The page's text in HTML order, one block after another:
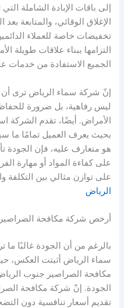
إلى باقات الإبادة الشاملة
الإغلاق الوقائي، والمتابعة
تخفيضات خاصة للعملاء
التزامها ببناء علاقات طويلة
الجميع الاستفادة من خدمات
إنّ شركة سماء الرياض ترى أن
ليس رفاهية، بل ضرورة
الأمراض. أيضًا، تقدم الشركة
بحيث يعرف العميل تمامًا ما
هو متعارف عليه، فإن الجودة
على كفاءة المواد أو مهارة
على توازن مثالي بين التكلفة
الرياض
أرخص شركة مكافحة
بالرغم من أن الجودة غالبًا ما
سماء الرياض أثبتت العكس،
مكافحة الصراصير جنوب
الجودة. إنّ شركة مكافحة
تقديم أسعار تنافسية دون